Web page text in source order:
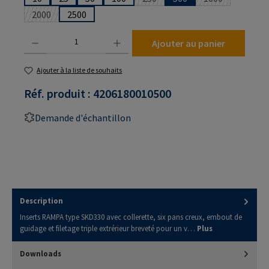
(Cette option n'est pas(Cette option
2000(Cette option n'est pas disponible pour le moment.)
2500
Ajouter au panier
Ajouter à la liste de souhaits
Réf. produit : 4206180010500
Demande d'échantillon
Description
Inserts RAMPA type SKD330 avec collerette, six pans creux, embout de
guidage et filetage triple extrérieur breveté pour un v… Plus
Downloads